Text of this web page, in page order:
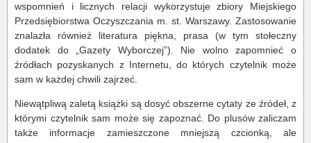
wspomnień i licznych relacji wykorzystuje zbiory Miejskiego
Przedsiębiorstwa Oczyszczania m. st. Warszawy. Zastosowanie
znalazła również literatura piękna, prasa (w tym stołeczny
dodatek do „Gazety Wyborczej”). Nie wolno zapomnieć o
źródłach pozyskanych z Internetu, do których czytelnik może
sam w każdej chwili zajrzeć.
Niewątpliwą zaletą książki są dosyć obszerne cytaty ze źródeł, z
którymi czytelnik sam może się zapoznać. Do plusów zaliczam
także informacje zamieszczone mniejszą czcionką, ale